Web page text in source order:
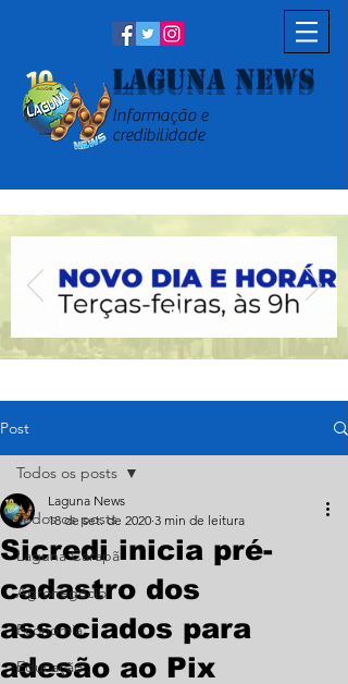
Laguna News
Informação e
credibilidade
Post
Todos os posts
Laguna Carapã
Agronegócio
Economia
Educação
Todos os posts
Sicredi inicia pré-
cadastro dos
associados para
adesão ao Pix
Laguna News
18 de set. de 2020 3 min de leitura